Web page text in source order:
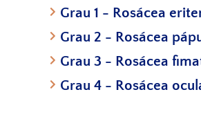
Grau 1 - Rosácea
Grau 2 - Rosácea
Grau 3 - Rosácea
Grau 4 - Rosácea